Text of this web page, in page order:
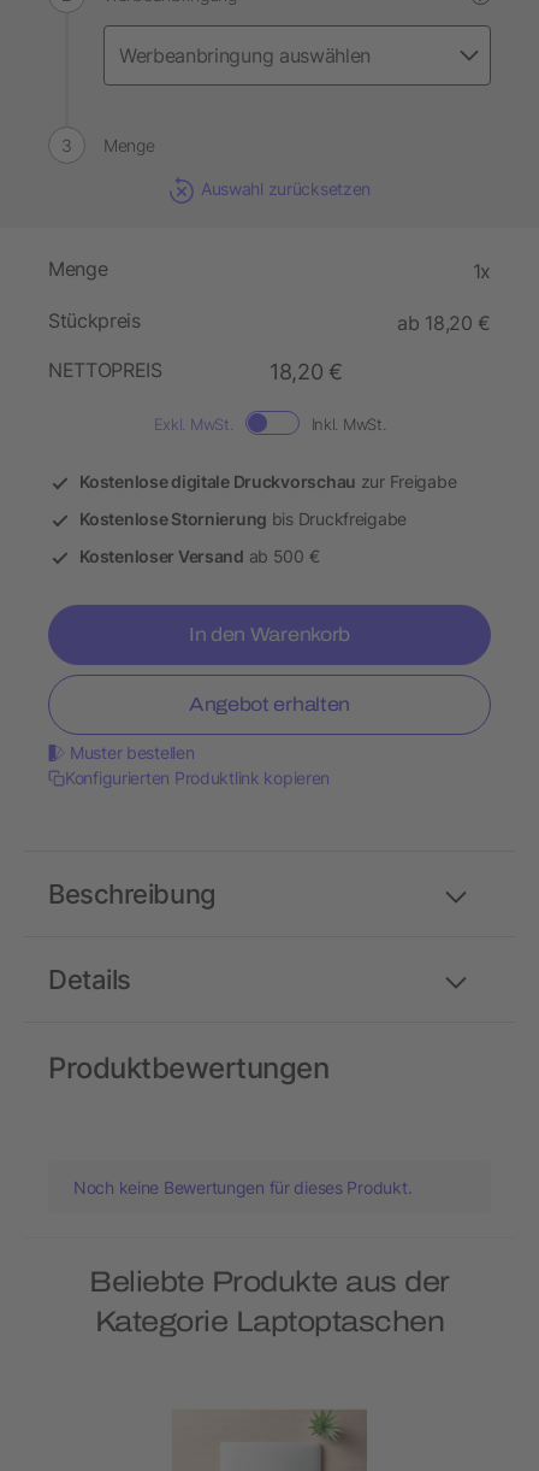
Menge
Auswahl zurücksetzen
Menge 1x
Stückpreis
ab 18,20 €
NETTOPREIS
18,20 €
Exkl. MwSt. Inkl. MwSt.
Kostenlose digitale Druckvorschau zur Freigabe
Kostenlose Stornierung bis Druckfreigabe
Kostenloser Versand ab 500 €
In den Warenkorb
Angebot erhalten
Muster bestellen
Konfigurierten Produktlink kopieren
Details
Beschreibung
Produktbewertungen
Noch keine Bewertungen für dieses Produkt.
Beliebte Produkte aus der
Kategorie Laptoptaschen